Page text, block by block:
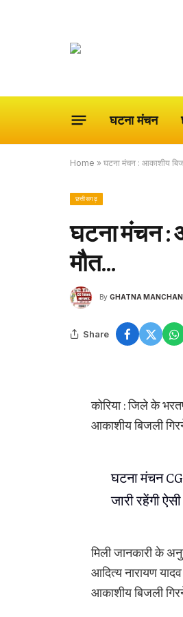
घटना मंचन
Home » घटना मंचन : आकाशीय
छत्तीसगढ़
घटना मंचन :
मौत…
By GHATNA MANCHAN
Share
कोरिया : जिले के
आकाशीय बिजली
घटना मंचन
जारी रहेंगी
मिली जानकारी के
आदित्य नारायण
आकाशीय बिजली